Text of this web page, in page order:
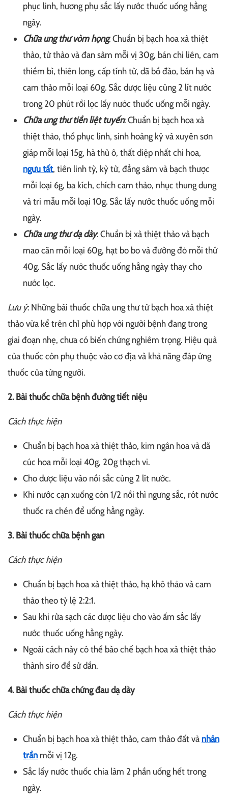
phục linh, hương phụ sắc lấy nước thuốc uống hằng
ngày.
Chữa ung thư vòm họng: Chuẩn bị bạch hoa xà thiệt
thảo, tử thảo và đan sâm mỗi vị 30g, bán chi liên, cam
thiềm bì, thiên long, cấp tính từ, dã bồ đào, bán hạ và
cam thảo mỗi loại 60g. Sắc dược liệu cùng 2 lít nước
trong 20 phút rồi lọc lấy nước thuốc uống mỗi ngày.
Chữa ung thư tiền liệt tuyến: Chuẩn bị bạch hoa xà
thiệt thảo, thổ phục linh, sinh hoàng kỳ và xuyên sơn
giáp mỗi loại 15g, hà thủ ô, thất diệp nhất chi hoa,
ngưu tất, tiên linh tỳ, kỷ tử, đẳng sâm và bạch thược
mỗi loại 6g, ba kích, chích cam thảo, nhục thung dung
và tri mẫu mỗi loại 10g. Sắc lấy nước thuốc uống mỗi
ngày.
Chữa ung thư dạ dày: Chuẩn bị xà thiệt thảo và bạch
mao căn mỗi loại 60g, hạt bo bo và đường đỏ mỗi thứ
40g. Sắc lấy nước thuốc uống hằng ngày thay cho
nước lọc.
Lưu ý: Những bài thuốc chữa ung thư từ bạch hoa xà thiệt
thảo vừa kể trên chỉ phù hợp với người bệnh đang trong
giai đoạn nhẹ, chưa có biến chứng nghiêm trọng. Hiệu quả
của thuốc còn phụ thuộc vào cơ địa và khả năng đáp ứng
thuốc của từng người.
2. Bài thuốc chữa bệnh đường tiết niệu
Cách thực hiện
Chuẩn bị bạch hoa xà thiệt thảo, kim ngân hoa và dã
cúc hoa mỗi loại 40g, 20g thạch vi.
Cho dược liệu vào nồi sắc cùng 2 lít nước.
Khi nước cạn xuống còn 1/2 nồi thì ngưng sắc, rót nước
thuốc ra chén để uống hằng ngày.
3. Bài thuốc chữa bệnh gan
Cách thực hiện
Chuẩn bị bạch hoa xà thiệt thảo, hạ khô thảo và cam
thảo theo tỷ lệ 2:2:1.
Sau khi rửa sạch các dược liệu cho vào ấm sắc lấy
nước thuốc uống hằng ngày.
Ngoài cách này có thể bào chế bạch hoa xà thiệt thảo
thành siro để sử dần.
4. Bài thuốc chữa chứng đau dạ dày
Cách thực hiện
Chuẩn bị bạch hoa xà thiệt thảo, cam thảo đất và nhân
trần mỗi vị 12g.
Sắc lấy nước thuốc chia làm 2 phần uống hết trong
ngày.